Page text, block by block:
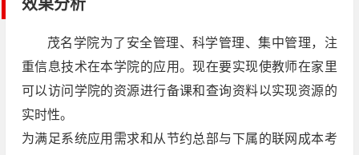
效果分析
茂名学院为了安全管理、科学管理、集中管理，注
重信息技术在本学院的应用。现在要实现使教师在家里
可以访问学院的资源进行备课和查询资料以实现资源的
实时性。
为满足系统应用需求和从节约总部与下属的联网成本考